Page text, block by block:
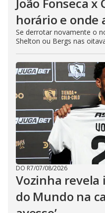
horário e onde
Se derrotar novamente o
Shelton ou Bergs nas
DO R7/07/08/2026
Vozinha revela
do Mundo na